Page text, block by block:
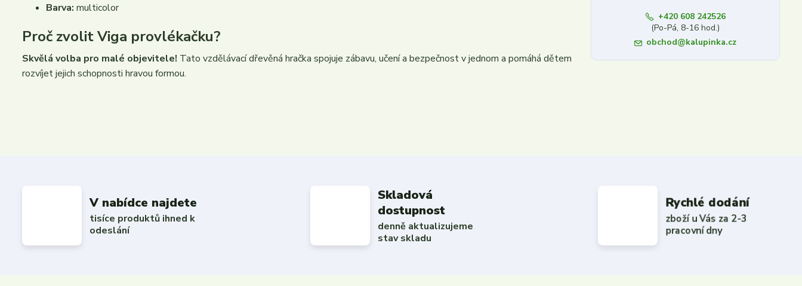
Barva: multicolor
Proč zvolit Viga provlékačku?
Skvělá volba pro malé objevitele! Tato vzdělávací dřevěná hračka spojuje zábavu, učení a bezpečnost v jednom a pomáhá dětem
rozvíjet jejich schopnosti hravou formou.
+420 608 242526
(Po-Pá, 8-16 hod.)
obchod@kalupinka.cz
V nabídce najdete
tisíce produktů ihned k
odeslání
Skladová
dostupnost
denně aktualizujeme
stav skladu
Rychlé dodání
zboží u Vás za 2-3
pracovní dny